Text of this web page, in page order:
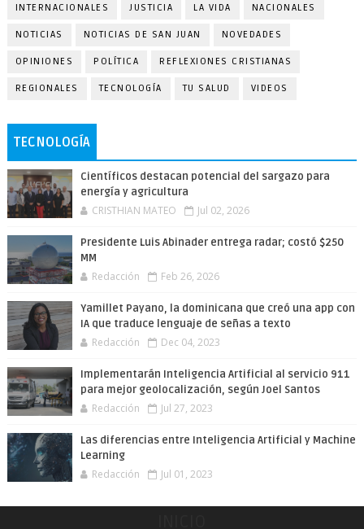
INTERNACIONALES JUSTICIA LA VIDA NACIONALES
NOTICIAS NOTICIAS DE SAN JUAN NOVEDADES
OPINIONES POLÍTICA REFLEXIONES CRISTIANAS
REGIONALES TECNOLOGÍA TU SALUD VIDEOS
TECNOLOGÍA
Científicos destacan potencial del sargazo para
energía y agricultura
CRISTHIAN MATEO Jul 02, 2026
Presidente Luis Abinader entrega radar; costó $250
MM
Redacción Feb 26, 2026
Yamillet Payano, la dominicana que creó una app con
IA que traduce lenguaje de señas a texto
Redacción Dec 04, 2023
Implementarán Inteligencia Artificial al servicio 911
para mejor geolocalización, según Joel Santos
Redacción Jul 27, 2023
Las diferencias entre Inteligencia Artificial y Machine
Learning
Redacción Jul 01, 2023